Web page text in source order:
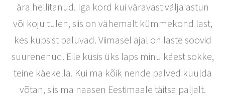
ära hellitanud. Iga kord kui väravast välja astun
või koju tulen, siis on vähemalt kümmekond last,
kes küpsist paluvad. Viimasel ajal on laste soovid
suurenenud. Eile küsis üks laps minu käest sokke,
teine käekella. Kui ma kõik nende palved kuulda
võtan, siis ma naasen Eestimaale täitsa paljalt.